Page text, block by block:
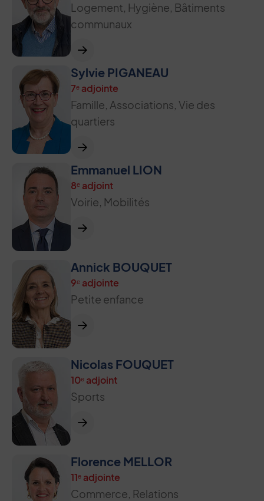
Logement, Hygiène, Bâtiments
communaux
Sylvie PIGANEAU
7ᵉ adjointe
Famille, Associations, Vie des
quartiers
Emmanuel LION
8ᵉ adjoint
Voirie, Mobilités
Annick BOUQUET
9ᵉ adjointe
Petite enfance
Nicolas FOUQUET
10ᵉ adjoint
Sports
Florence MELLOR
11ᵉ adjointe
Commerce, Relations